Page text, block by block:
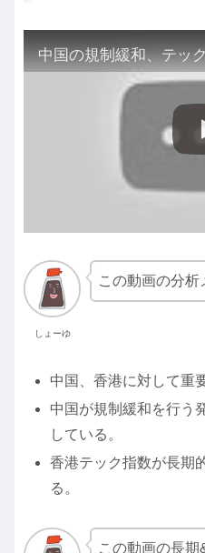
中国の規制緩和、テッ
しょーゆ
この動画の分析
中国、香港に対して重
中国が規制緩和を行う
している。
香港テック指数が長期
る。
この動画の長